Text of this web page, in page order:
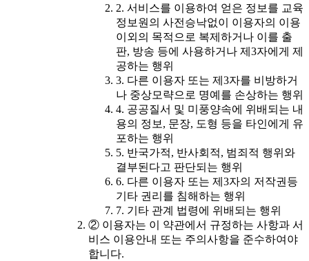
2. 서비스를 이용하여 얻은 정보를 교육
정보원의 사전승낙없이 이용자의 이용
이외의 목적으로 복제하거나 이를 출
판, 방송 등에 사용하거나 제3자에게 제
공하는 행위
3. 다른 이용자 또는 제3자를 비방하거
나 중상모략으로 명예를 손상하는 행위
4. 공공질서 및 미풍양속에 위배되는 내
용의 정보, 문장, 도형 등을 타인에게 유
포하는 행위
5. 반국가적, 반사회적, 범죄적 행위와
결부된다고 판단되는 행위
6. 다른 이용자 또는 제3자의 저작권등
기타 권리를 침해하는 행위
7. 기타 관계 법령에 위배되는 행위
② 이용자는 이 약관에서 규정하는 사항과 서
비스 이용안내 또는 주의사항을 준수하여야
합니다.